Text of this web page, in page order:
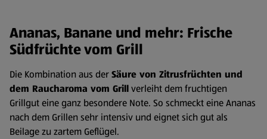
Ananas, Banane und mehr: Frische
Südfrüchte vom Grill
Die Kombination aus derSäure von Zitrusfrüchten und
dem Raucharoma vom Grillverleiht dem fruchtigen
Grillgut eine ganz besondere Note. So schmeckt eine Ananas
nach dem Grillen sehr intensiv und eignet sich gut als
Beilage zu zartem Geflügel.